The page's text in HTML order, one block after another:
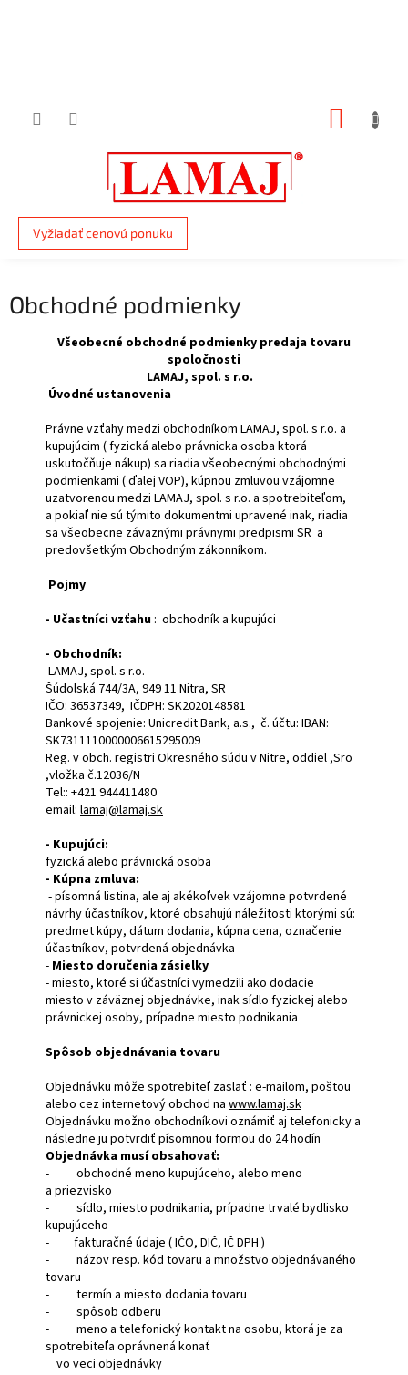
Vyžiadať cenovú ponuku
Obchodné podmienky
Všeobecné obchodné podmienky predaja tovaru
spoločnosti
LAMAJ, spol. s r.o.
Úvodné ustanovenia
Právne vzťahy medzi obchodníkom LAMAJ, spol. s r.o. a
kupujúcim ( fyzická alebo právnicka osoba ktorá
uskutočňuje nákup) sa riadia všeobecnými obchodnými
podmienkami ( ďalej VOP), kúpnou zmluvou vzájomne
uzatvorenou medzi LAMAJ, spol. s r.o. a spotrebiteľom,
a pokiaľ nie sú týmito dokumentmi upravené inak, riadia
sa všeobecne záväznými právnymi predpismi SR a
predovšetkým Obchodným zákonníkom.
Pojmy
- Učastníci vzťahu : obchodník a kupujúci
- Obchodník:
LAMAJ, spol. s r.o.
Šúdolská 744/3A, 949 11 Nitra, SR
IČO: 36537349, IČDPH: SK2020148581
Bankové spojenie: Unicredit Bank, a.s., č. účtu: IBAN:
SK7311110000006615295009
Reg. v obch. registri Okresného súdu v Nitre, oddiel ,Sro
,vložka č.12036/N
Tel:: +421 944411480
email: lamaj@lamaj.sk
- Kupujúci:
fyzická alebo právnická osoba
- Kúpna zmluva:
- písomná listina, ale aj akékoľvek vzájomne potvrdené
návrhy účastníkov, ktoré obsahujú náležitosti ktorými sú:
predmet kúpy, dátum dodania, kúpna cena, označenie
účastníkov, potvrdená objednávka
- Miesto doručenia zásielky
- miesto, ktoré si účastníci vymedzili ako dodacie
miesto v záväznej objednávke, inak sídlo fyzickej alebo
právnickej osoby, prípadne miesto podnikania
Spôsob objednávania tovaru
Objednávku môže spotrebiteľ zaslať : e-mailom, poštou
alebo cez internetový obchod na www.lamaj.sk
Objednávku možno obchodníkovi oznámiť aj telefonicky a
následne ju potvrdiť písomnou formou do 24 hodín
Objednávka musí obsahovať:
- obchodné meno kupujúceho, alebo meno
a priezvisko
- sídlo, miesto podnikania, prípadne trvalé bydlisko
kupujúceho
- fakturačné údaje ( IČO, DIČ, IČ DPH )
- názov resp. kód tovaru a množstvo objednávaného
tovaru
- termín a miesto dodania tovaru
- spôsob odberu
- meno a telefonický kontakt na osobu, ktorá je za
spotrebiteľa oprávnená konať
vo veci objednávky